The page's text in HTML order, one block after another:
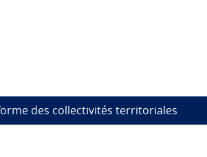
des collectivités territoriales